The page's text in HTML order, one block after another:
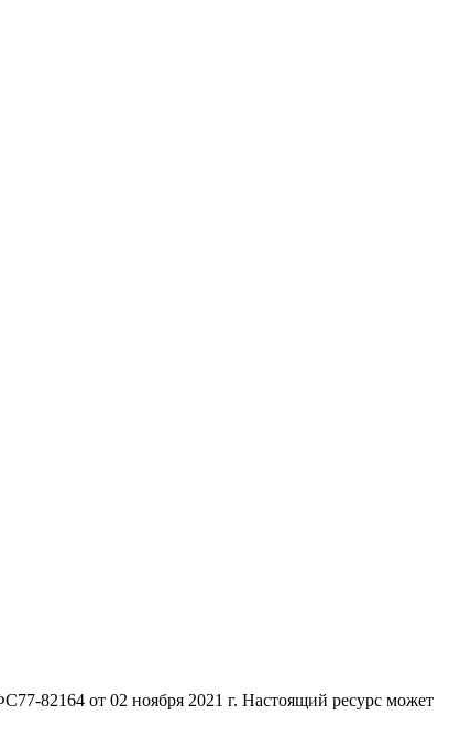
82164 от 02 ноября 2021 г. Настоящий ресурс может